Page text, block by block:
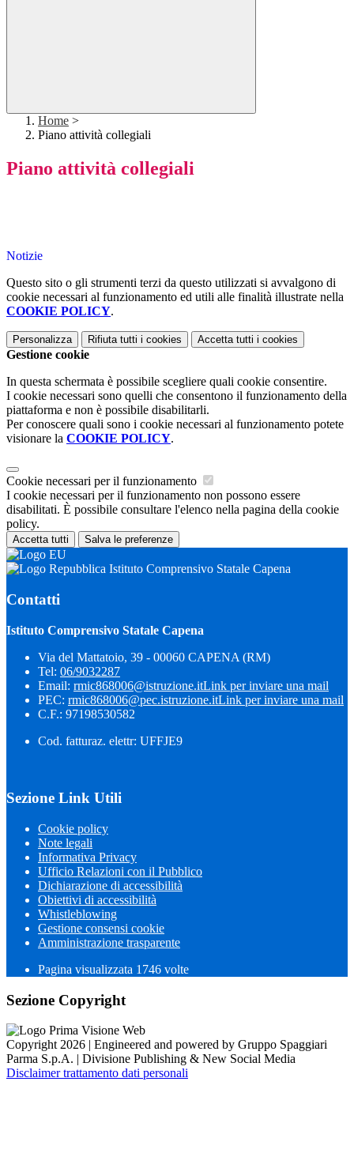
Home >
Piano attività collegiali
Piano attività collegiali
Notizie
Questo sito o gli strumenti terzi da questo utilizzati si avvalgono di
cookie necessari al funzionamento ed utili alle finalità illustrate nella
COOKIE POLICY.
Personalizza Rifiuta tutti i cookies Accetta tutti i cookies
Gestione cookie
In questa schermata è possibile scegliere quali cookie consentire.
I cookie necessari sono quelli che consentono il funzionamento della
piattaforma e non è possibile disabilitarli.
Per conoscere quali sono i cookie necessari al funzionamento potete
visionare la COOKIE POLICY.
Cookie necessari per il funzionamento
I cookie necessari per il funzionamento non possono essere
disabilitati. È possibile consultare l'elenco nella pagina della cookie
policy.
Accetta tutti Salva le preferenze
Istituto Comprensivo Statale Capena
Contatti
Istituto Comprensivo Statale Capena
Via del Mattatoio, 39 - 00060 CAPENA (RM)
Tel: 06/9032287
Email: rmic868006@istruzione.itLink per inviare una mail
PEC: rmic868006@pec.istruzione.itLink per inviare una mail
C.F.: 97198530582
Cod. fatturaz. elettr: UFFJE9
Sezione Link Utili
Cookie policy
Note legali
Informativa Privacy
Ufficio Relazioni con il Pubblico
Dichiarazione di accessibilità
Obiettivi di accessibilità
Whistleblowing
Gestione consensi cookie
Amministrazione trasparente
Pagina visualizzata 1746 volte
Sezione Copyright
Copyright 2026 | Engineered and powered by Gruppo Spaggiari
Parma S.p.A. | Divisione Publishing & New Social Media
Disclaimer trattamento dati personali